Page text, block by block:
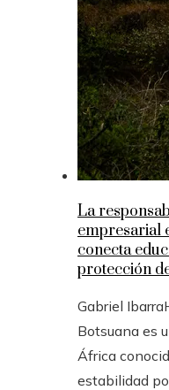
La
empresarial
conecta
protección
Gabriel Ibarra
Botsuana es
África
estabilidad